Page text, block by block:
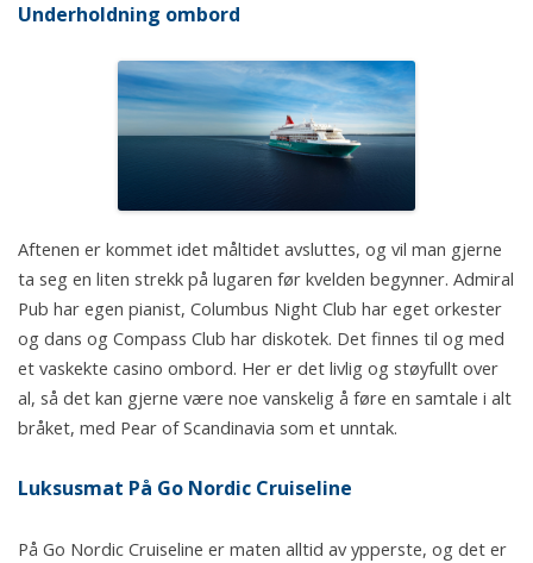
Underholdning ombord
Aftenen er kommet idet måltidet avsluttes, og vil man gjerne
ta seg en liten strekk på lugaren før kvelden begynner. Admiral
Pub har egen pianist, Columbus Night Club har eget orkester
og dans og Compass Club har diskotek. Det finnes til og med
et vaskekte casino ombord. Her er det livlig og støyfullt over
al, så det kan gjerne være noe vanskelig å føre en samtale i alt
bråket, med Pear of Scandinavia som et unntak.
Luksusmat På Go Nordic Cruiseline
På Go Nordic Cruiseline er maten alltid av ypperste, og det er